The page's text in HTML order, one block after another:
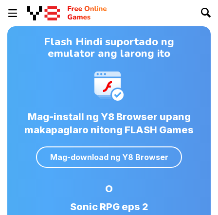
Flash Hindi suportado ng
emulator ang larong ito
Mag-install ng Y8 Browser upang
makapaglaro nitong FLASH Games
Mag-download ng Y8 Browser
O
Sonic RPG eps 2